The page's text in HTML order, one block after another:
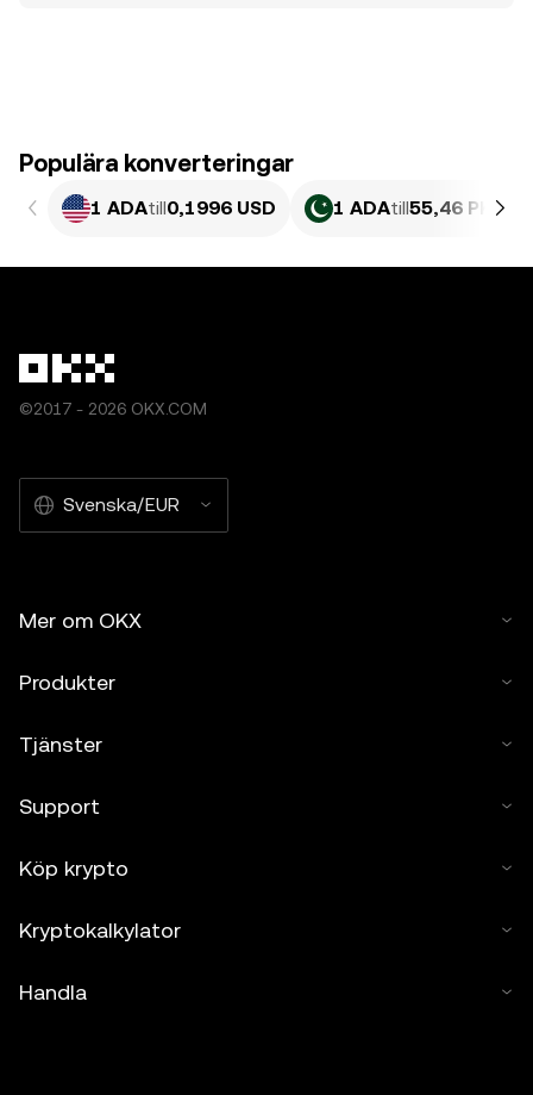
Populära konverteringar
1 ADAtill0,1996 USD 1 ADAtill55,46 PKR
©2017 - 2026 OKX.COM
Svenska/EUR
Mer om OKX
Produkter
Tjänster
Support
Köp krypto
Kryptokalkylator
Handla